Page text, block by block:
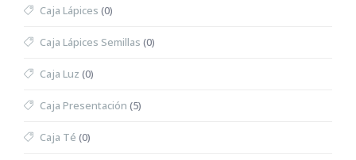
Caja Lápices (0)
Caja Lápices Semillas (0)
Caja Luz (0)
Caja Presentación (5)
Caja Té (0)